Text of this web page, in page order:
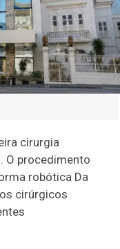
cirurgia
O procedimento
robótica Da
cirúrgicos